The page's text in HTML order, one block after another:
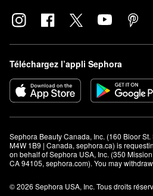
Téléchargez l’appli Sephora
Sephora Beauty Canada, Inc. (160 Bloor
M4W 1B9 | Canada, sephora.ca) is
on behalf of Sephora USA, Inc. (350
CA 94105, sephora.com). You may
© 2026 Sephora USA, Inc. Tous droits